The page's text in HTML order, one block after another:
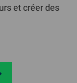
et créer des